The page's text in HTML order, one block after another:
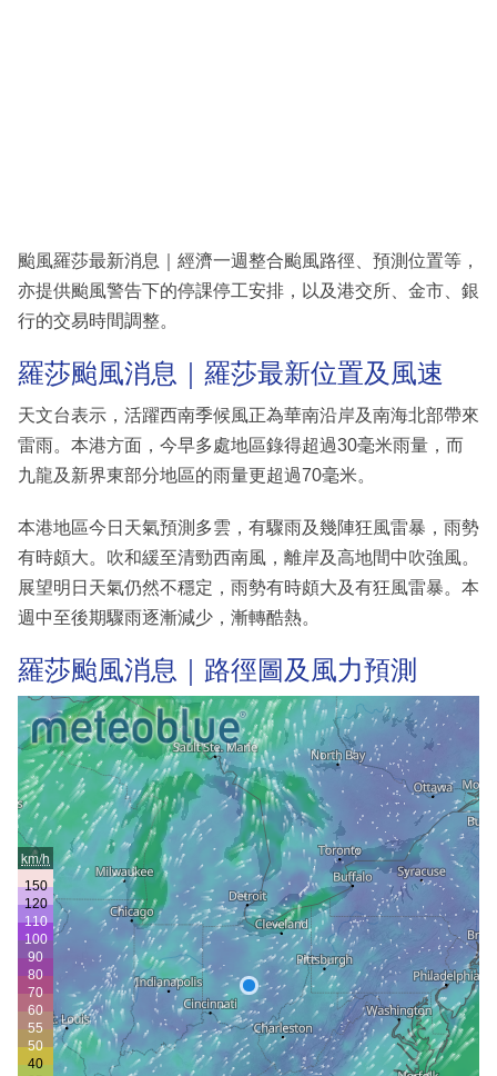
區
颱風羅莎最新消息｜經濟一週整合颱風路徑、預測位置等，
亦提供颱風警告下的停課停工安排，以及港交所、金市、銀
行的交易時間調整。
羅莎颱風消息｜羅莎最新位置及風速
天文台表示，活躍西南季候風正為華南沿岸及南海北部帶來
雷雨。本港方面，今早多處地區錄得超過30毫米雨量，而
九龍及新界東部分地區的雨量更超過70毫米。
本港地區今日天氣預測多雲，有驟雨及幾陣狂風雷暴，雨勢
有時頗大。吹和緩至清勁西南風，離岸及高地間中吹強風。
展望明日天氣仍然不穩定，雨勢有時頗大及有狂風雷暴。本
週中至後期驟雨逐漸減少，漸轉酷熱。
羅莎颱風消息｜路徑圖及風力預測